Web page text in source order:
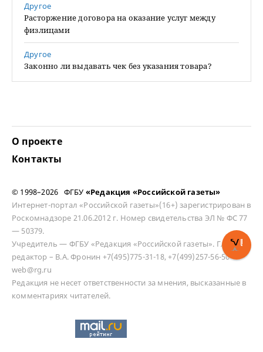
Другое
Расторжение договора на оказание услуг между
физлицами
Другое
Законно ли выдавать чек без указания товара?
О проекте
Контакты
© 1998–2026 ФГБУ «Редакция «Российской газеты»
Интернет-портал «Российской газеты»(16+) зарегистрирован в
Роскомнадзоре 21.06.2012 г. Номер свидетельства ЭЛ № ФС 77
— 50379.
Учредитель — ФГБУ «Редакция «Российской газеты». Главный
редактор – В.А. Фронин +7(495)775-31-18, +7(499)257-56-50
web@rg.ru
Редакция не несет ответственности за мнения, высказанные в
комментариях читателей.